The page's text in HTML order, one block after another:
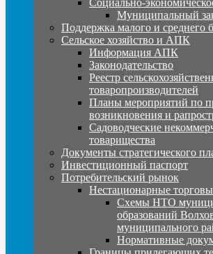
Муниципальный
Поддержка малого и среднего
Сельское хозяйство и АПК
Информация АПК
Законодательство
Реестр
товаропроизводителей
Планы мероприятий по
возникновения и
Садоводческие
товарищества
Документы стратегического
Инвестиционный паспорт
Потребительский рынок
Нестационарные
Схемы НТО
образований
муниципального
Нормативные